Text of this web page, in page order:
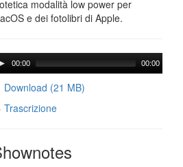
modalità low power per
e dei fotolibri di Apple.
00:00 00:00
Download (21 MB)
Trascrizione